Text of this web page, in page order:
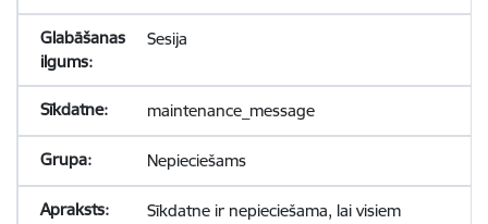
Sesija
maintenance_message
Nepieciešams
Sīkdatne ir nepieciešama, lai visiem